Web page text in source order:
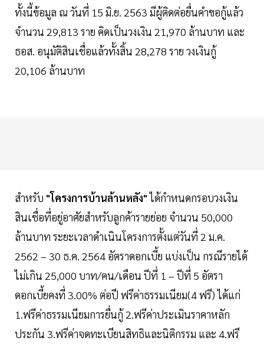
ทั้งนี้ข้อมูล ณ วันที่ 15 มิ.ย. 2563 มีผู้ติดต่อยื่นคำขอกู้แล้ว
จำนวน 29,813 ราย คิดเป็นวงเงิน 21,970 ล้านบาท และ
ธอส. อนุมัติสินเชื่อแล้วทั้งสิ้น 28,278 ราย วงเงินกู้
20,106 ล้านบาท
สำหรับ "โครงการบ้านล้านหลัง"ได้กำหนดกรอบวงเงิน
สินเชื่อที่อยู่อาศัยสำหรับลูกค้ารายย่อย จำนวน 50,000
ล้านบาท ระยะเวลาดำเนินโครงการตั้งแต่วันที่ 2 ม.ค.
2562 – 30 ธ.ค. 2564 อัตราดอกเบี้ย แบ่งเป็น กรณีรายได้
ไม่เกิน 25,000 บาท/คน/เดือน ปีที่ 1 – ปีที่ 5 อัตรา
ดอกเบี้ยคงที่ 3.00% ต่อปี ฟรีค่าธรรมเนียม(4 ฟรี) ได้แก่
1.ฟรีค่าธรรมเนียมการยื่นกู้ 2.ฟรีค่าประเมินราคาหลัก
ประกัน 3.ฟรีค่าจดทะเบียนสิทธิและนิติกรรม และ 4.ฟรี